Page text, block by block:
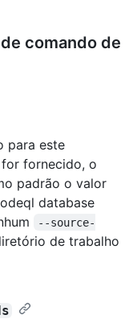
comando de
para este
fornecido, o
padrão o valor
database
--source-
de trabalho